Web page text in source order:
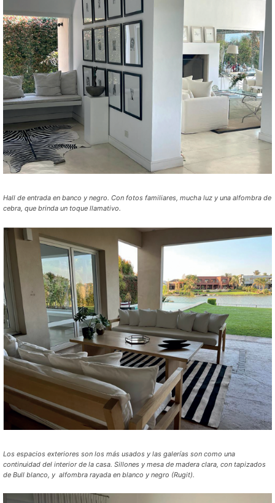
Hall de entrada en banco y negro. Con fotos familiares, mucha luz y una alfombra de
cebra, que brinda un toque llamativo.
Los espacios exteriores son los más usados y las galerías son como una
continuidad del interior de la casa. Sillones y mesa de madera clara, con tapizados
de Bull blanco, y alfombra rayada en blanco y negro (Rugit).